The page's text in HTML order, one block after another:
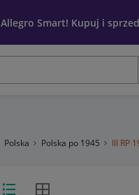
Allegro Smart! Kupuj i
Polska Polska po 1945 III RP
Widok listyWidok siatki